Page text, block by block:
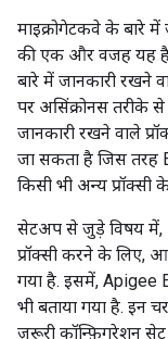
माइक्रोगेटकवे के बारे में
की एक और वजह यह है
बारे में जानकारी रखने
पर असिंक्रोनस तरीके
जानकारी रखने वाले
जा सकता है जिस
किसी भी अन्य प्रॉक्सी
सेटअप से जुड़े विषय में,
प्रॉक्सी करने के लिए,
गया है. इसमें,
भी बताया गया है. इन
ज़रूरी कॉन्फ़िगरेशन